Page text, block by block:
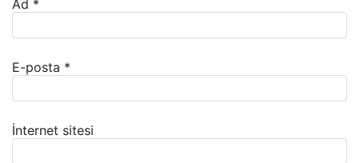
Ad *
E-posta *
İnternet sitesi